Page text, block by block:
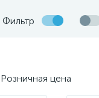
Фильтр
Розничная цена